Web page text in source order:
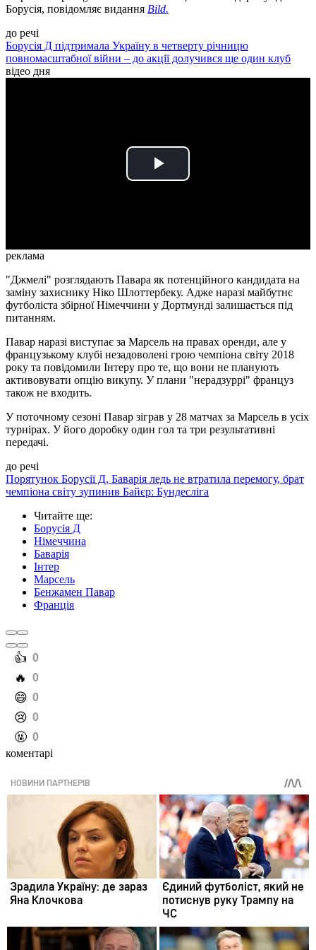
Борусія, повідомляє видання Bild.
до речі
Борусія Д підтримала Україну в четверту річницю
повномасштабної війни – до акції долучився ще один клуб
відео дня
Play
реклама
"Джмелі" розглядають Павара як потенційного кандидата на
заміну захиснику Ніко Шлоттербеку. Адже наразі майбутнє
футболіста збірної Німеччини у Дортмунді залишається під
питанням.
Павар наразі виступає за Марсель на правах оренди, але у
французькому клубі незадоволені грою чемпіона світу 2018
року та повідомили Інтеру про те, що вони не планують
активовувати опцію викупу. У плани "нерадзуррі" француз
також не входить.
У поточному сезоні Павар зіграв у 28 матчах за Марсель в усіх
турнірах. У його доробку один гол та три результативні
передачі.
до речі
Порятунок Борусії Д, Баварія ледь не втратила перемогу, брат
чемпіона світу зупинив Байєр: Бундесліга
Читайте ще:
Борусія Д
Німеччина
Баварія
Інтер
Марсель
Бенжамен Павар
Франція
️👍 0
️🔥 0
️😄 0
️😢 0
️🤬 0
коментарі